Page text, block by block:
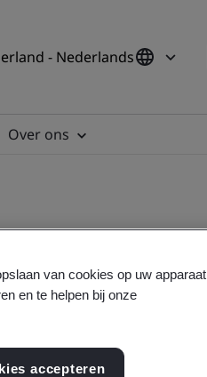
- Nederlands
Over ons
van cookies op uw apparaat
en te helpen bij onze
accepteren